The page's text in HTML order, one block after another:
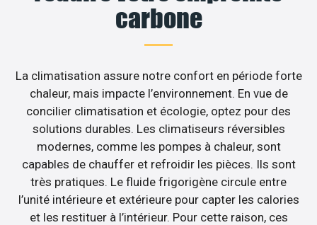
carbone
La climatisation assure notre confort en période forte
chaleur, mais impacte l’environnement. En vue de
concilier climatisation et écologie, optez pour des
solutions durables. Les climatiseurs réversibles
modernes, comme les pompes à chaleur, sont
capables de chauffer et refroidir les pièces. Ils sont
très pratiques. Le fluide frigorigène circule entre
l’unité intérieure et extérieure pour capter les calories
et les restituer à l’intérieur. Pour cette raison, ces